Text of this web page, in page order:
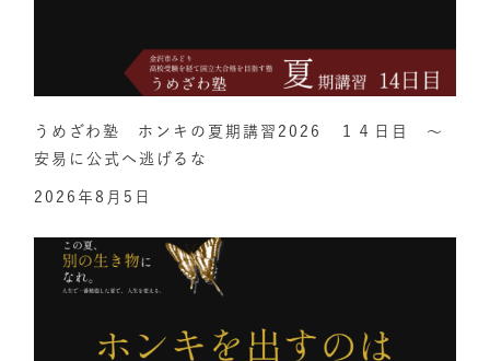
うめざわ塾 ホンキの夏期講習2026 １４日目 ～
安易に公式へ逃げるな
2026年8月5日